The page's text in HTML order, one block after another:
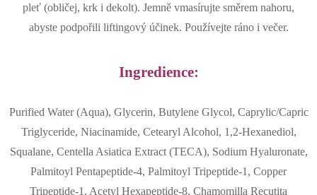
pleť (obličej, krk i dekolt). Jemně vmasírujte směrem nahoru,
abyste podpořili liftingový účinek. Používejte ráno i večer.
Ingredience:
Purified Water (Aqua), Glycerin, Butylene Glycol, Caprylic/Capric
Triglyceride, Niacinamide, Cetearyl Alcohol, 1,2-Hexanediol,
Squalane, Centella Asiatica Extract (TECA), Sodium Hyaluronate,
Palmitoyl Pentapeptide-4, Palmitoyl Tripeptide-1, Copper
Tripeptide-1, Acetyl Hexapeptide-8, Chamomilla Recutita